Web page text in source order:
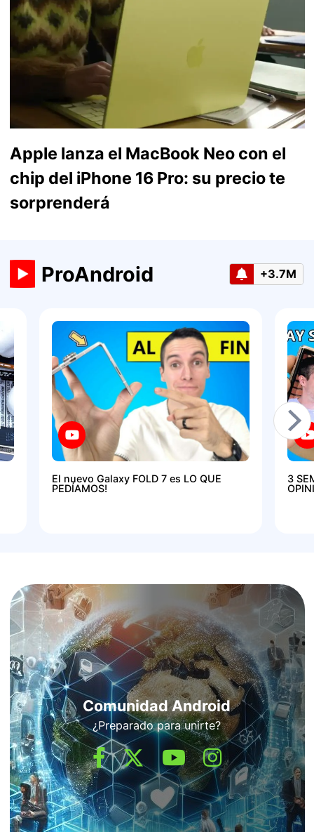
Apple lanza el MacBook Neo con el
chip del iPhone 16 Pro: su precio te
sorprenderá
ProAndroid +3.7M
El nuevo Galaxy FOLD 7 es LO QUE
PEDÍAMOS!
3
Comunidad Android
¿Preparado para unirte?